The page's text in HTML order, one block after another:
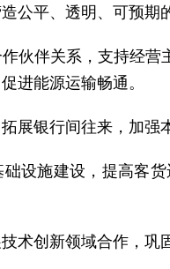
公平、透明、可预期
伴关系，支持经营
进能源运输畅通。
银行间往来，加强
设施建设，提高客货
术创新领域合作，巩